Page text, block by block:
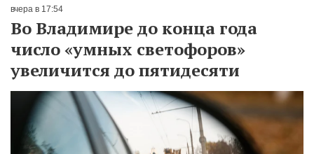
вчера в 17:54
Во Владимире до конца года
число «умных светофоров»
увеличится до пятидесяти